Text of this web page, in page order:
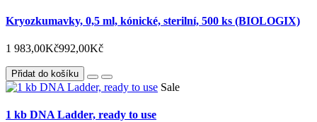
Kryozkumavky, 0,5 ml, kónické, sterilní, 500 ks (BIOLOGIX)
1 983,00Kč992,00Kč
Přidat do košíku
Sale
1 kb DNA Ladder, ready to use